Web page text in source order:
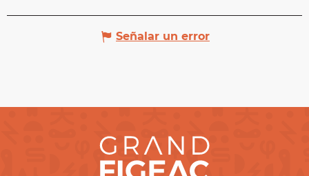
Señalar un error